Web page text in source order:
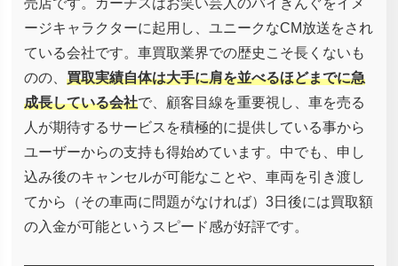
売店です。カーチスはお笑い芸人のバイきんぐをイメ
ージキャラクターに起用し、ユニークなCM放送をされ
ている会社です。車買取業界での歴史こそ長くないも
のの、 買取実績自体は大手に肩を並べるほどまでに急
成長している会社で、顧客目線を重要視し、車を売る
人が期待するサービスを積極的に提供している事から
ユーザーからの支持も得始めています。中でも、申し
込み後のキャンセルが可能なことや、車両を引き渡し
てから（その車両に問題がなければ）3日後には買取額
の入金が可能というスピード感が好評です。